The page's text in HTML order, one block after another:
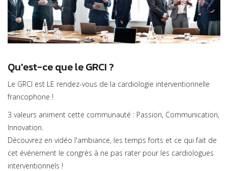
Qu'est-ce que le GRCI ?
Le GRCI est LE rendez-vous de la cardiologie interventionnelle
francophone !
3 valeurs animent cette communauté : Passion, Communication,
Innovation.
Découvrez en vidéo l'ambiance, les temps forts et ce qui fait de
cet événement le congrès à ne pas rater pour les cardiologues
interventionnels !